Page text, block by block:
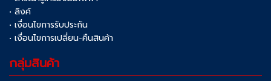
• ลิงค์
• เงื่อนไขการรับประกัน
• เงื่อนไขการเปลี่ยน-คืนสินค้า
กลุ่มสินค้า